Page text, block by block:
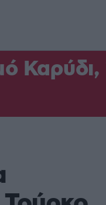
Καρύδι,